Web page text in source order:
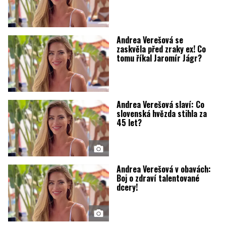
Andrea Verešová se
zaskvěla před zraky ex! Co
tomu říkal Jaromír Jágr?
Andrea Verešová slaví: Co
slovenská hvězda stihla za
45 let?
Andrea Verešová v obavách:
Boj o zdraví talentované
dcery!